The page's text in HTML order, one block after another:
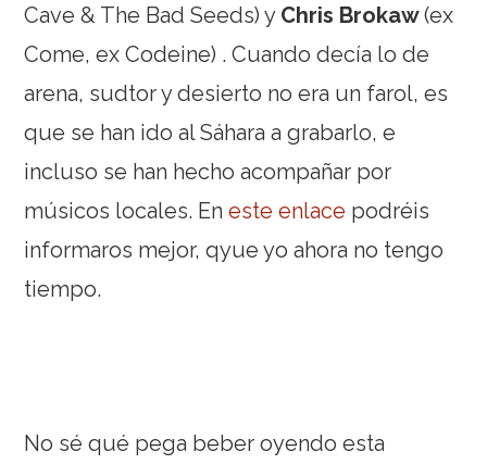
Cave & The Bad Seeds) y Chris Brokaw(ex
Come, ex Codeine) . Cuando decía lo de
arena, sudtor y desierto no era un farol, es
que se han ido al Sáhara a grabarlo, e
incluso se han hecho acompañar por
músicos locales. Eneste enlace podréis
informaros mejor, qyue yo ahora no tengo
tiempo.
No sé qué pega beber oyendo esta